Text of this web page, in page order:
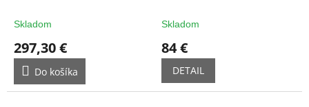
Skladom
297,30 €
Do košíka
Skladom
84 €
DETAIL